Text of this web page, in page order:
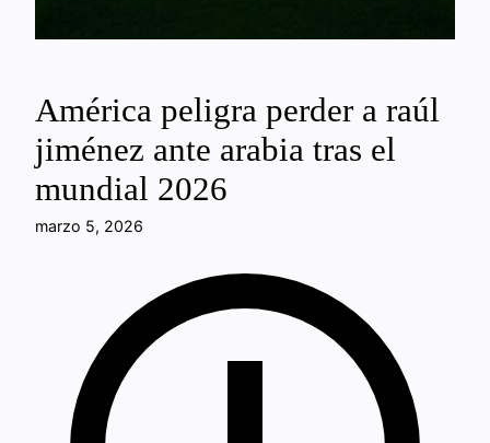
América peligra perder a raúl
jiménez ante arabia tras el
mundial 2026
marzo 5, 2026